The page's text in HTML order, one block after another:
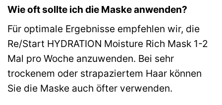
Wie oft sollte ich die Maske anwenden?
Für optimale Ergebnisse empfehlen wir, die
Re/Start HYDRATION Moisture Rich Mask 1-2
Mal pro Woche anzuwenden. Bei sehr
trockenem oder strapaziertem Haar können
Sie die Maske auch öfter verwenden.